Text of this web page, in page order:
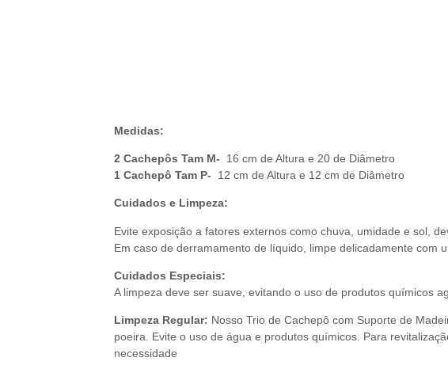
Medidas:
2 Cachepôs Tam M- 16 cm de Altura e 20 de Diâmetro
1 Cachepô Tam P- 12 cm de Altura e 12 cm de Diâmetro
Cuidados e Limpeza:
Evite exposição a fatores externos como chuva, umidade e sol,
Em caso de derramamento de líquido, limpe delicadamente com
Cuidados Especiais:
A limpeza deve ser suave, evitando o uso de produtos químicos
Limpeza Regular: Nosso Trio de Cachepô com Suporte de
poeira. Evite o uso de água e produtos químicos. Para
necessidade